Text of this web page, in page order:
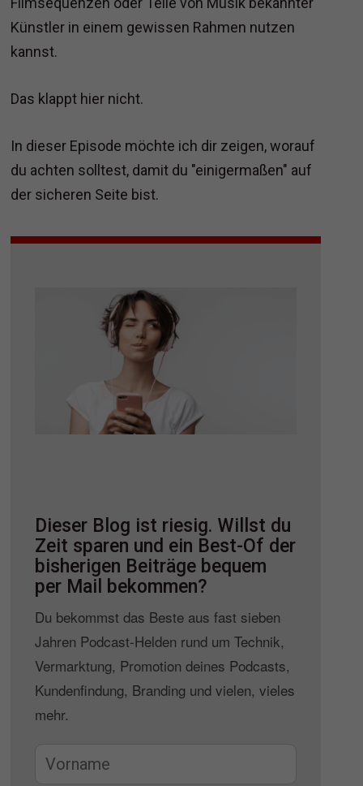
Künstler in einem gewissen Rahmen nutzen
kannst.
Das klappt hier nicht.
In dieser Episode möchte ich dir zeigen, worauf
du achten solltest, damit du "einigermaßen" auf
der sicheren Seite bist.
Dieser Blog ist riesig. Willst du
Zeit sparen und ein Best-Of der
bisherigen Beiträge bequem
per Mail bekommen?
Du bekommst das Beste aus fast sieben
Jahren Podcast-Helden rund um Technik,
Vermarktung, Promotion deines Podcasts,
Kundenfindung, Branding und vielen, vieles
mehr.